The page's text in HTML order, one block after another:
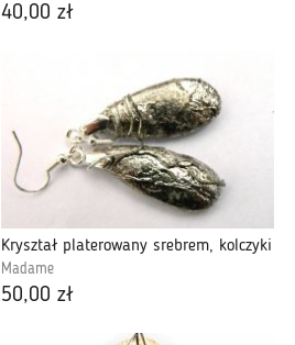
40,00 zł
Kryształ platerowany srebrem, kolczyki
Madame
50,00 zł